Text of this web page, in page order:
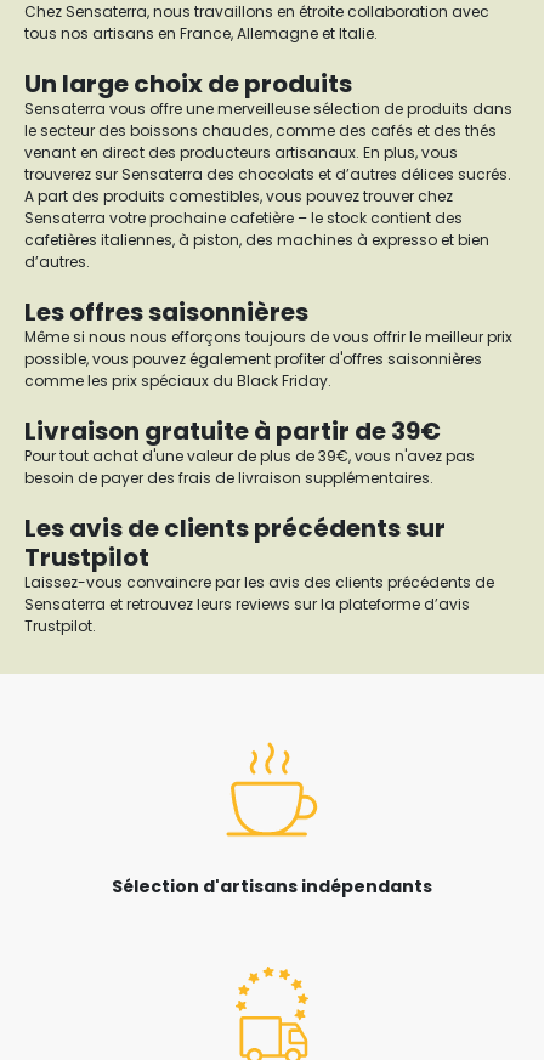
Chez Sensaterra, nous travaillons en étroite collaboration avec
tous nos artisans en France, Allemagne et Italie.
Un large choix de produits
Sensaterra vous offre une merveilleuse sélection de produits dans
le secteur des boissons chaudes, comme des cafés et des thés
venant en direct des producteurs artisanaux. En plus, vous
trouverez sur Sensaterra des chocolats et d’autres délices sucrés.
A part des produits comestibles, vous pouvez trouver chez
Sensaterra votre prochaine cafetière – le stock contient des
cafetières italiennes, à piston, des machines à expresso et bien
d’autres.
Les offres saisonnières
Même si nous nous efforçons toujours de vous offrir le meilleur prix
possible, vous pouvez également profiter d'offres saisonnières
comme les prix spéciaux du Black Friday.
Livraison gratuite à partir de 39€
Pour tout achat d'une valeur de plus de 39€, vous n'avez pas
besoin de payer des frais de livraison supplémentaires.
Les avis de clients précédents sur
Trustpilot
Laissez-vous convaincre par les avis des clients précédents de
Sensaterra et retrouvez leurs reviews sur la plateforme d’avis
Trustpilot.
Sélection d'artisans indépendants